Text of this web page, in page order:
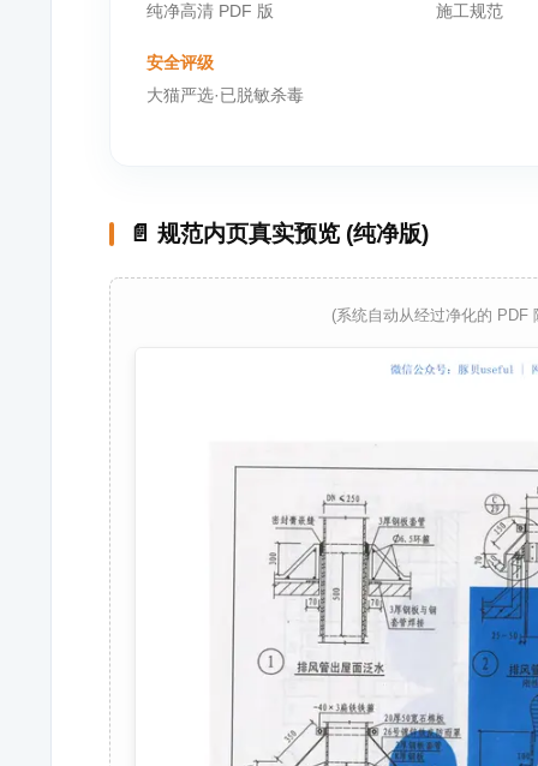
纯净高清 PDF 版
施工规范
安全评级
大猫严选·已脱敏杀毒
📄 规范内页真实预览 (纯净版)
(系统自动从经过净化的 PDF